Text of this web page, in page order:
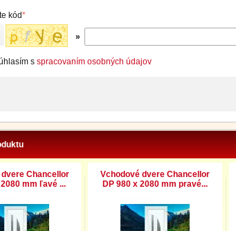
kód*
»
s spracovaním osobných údajov
Chancellor
mm ľavé ...
Vchodové dvere Chancellor
DP 980 x 2080 mm pravé...